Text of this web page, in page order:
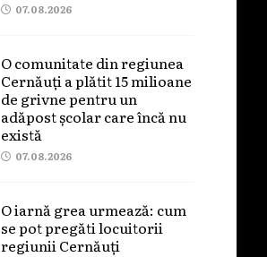
07.08.2026
O comunitate din regiunea
Cernăuți a plătit 15 milioane
de grivne pentru un
adăpost școlar care încă nu
există
07.08.2026
O iarnă grea urmează: cum
se pot pregăti locuitorii
regiunii Cernăuți